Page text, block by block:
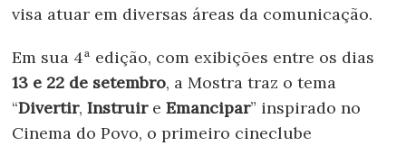
visa atuar em diversas áreas da comunicação.
Em sua 4ª edição, com exibições entre os dias
13 e 22 de setembro, a Mostra traz o tema
“Divertir,InstruireEmancipar” inspirado no
Cinema do Povo, o primeiro cineclube